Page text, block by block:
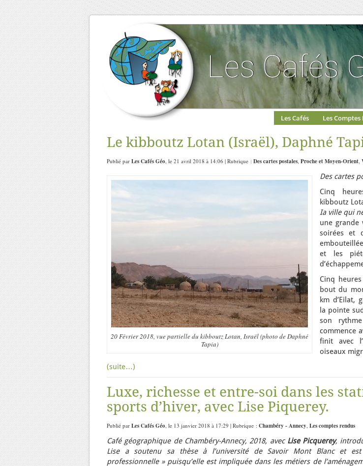
Les Cafés Les Comptes
Le kibboutz Lotan (Israël), Daphné
Publié par Les Cafés Géo, le 21 avril 2018 à 14:06 | Rubrique : Des cartes postales, Proche et Moyen-Orient,
20 Février 2018, vue partielle du kibboutz Lotan, Israël (photo de Daphné
Tapia)
Des cartes
Cinq
kibboutz
Ia ville qui
une grande
soirées et
et les
Cinq
bout du
km d’Eilat,
la pointe
son
commence
finit avec
oiseaux
(suite…)
Luxe, richesse et entre-soi dans les
sports d’hiver, avec Lise Piquerey.
Publié par Les Cafés Géo, le 13 janvier 2018 à 17:29 | Rubrique : Chambéry - Annecy, Les comptes rendus
Café géographique de Chambéry-Annecy, 2018, avec Lise Picquerey,
Lise a soutenu sa thèse à l’université de Savoir Mont Blanc et est
professionnelle » puisqu’elle est impliquée dans les métiers de